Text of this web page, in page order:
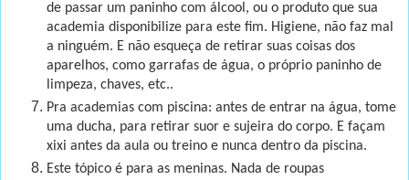
de passar um paninho com álcool, ou o produto que sua
academia disponibilize para este fim. Higiene, não faz mal
a ninguém. E não esqueça de retirar suas coisas dos
aparelhos, como garrafas de água, o próprio paninho de
limpeza, chaves, etc..
Pra academias com piscina: antes de entrar na água, tome
uma ducha, para retirar suor e sujeira do corpo. E façam
xixi antes da aula ou treino e nunca dentro da piscina.
Este tópico é para as meninas. Nada de roupas